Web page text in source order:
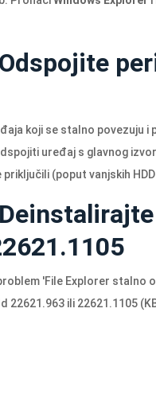
koji se stalno povezuju
uređaj s glavnog
(poput vanjskih
'File Explorer stalno
22621.963 ili 22621.1105